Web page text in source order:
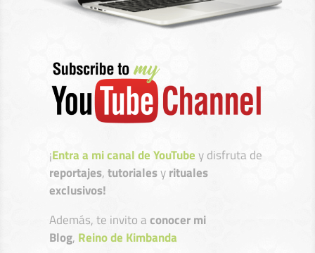
¡Entra a mi canal de YouTubey disfruta de
reportajes,tutorialesyrituales
exclusivos!
Además, te invito aconocer mi
Blog, Reino de Kimbanda